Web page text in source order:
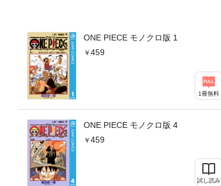
ONE PIECE モノクロ版 1
459
1冊無料
ONE PIECE モノクロ版 4
459
試し読み